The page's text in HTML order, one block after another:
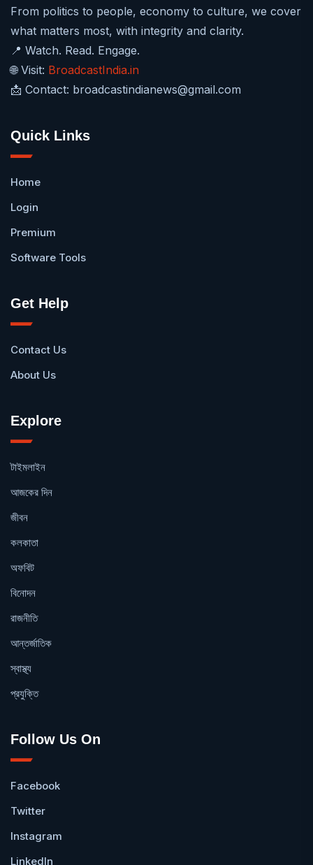
From politics to people, economy to culture, we cover
what matters most, with integrity and clarity.
📍 Watch. Read. Engage.
🌐 Visit: BroadcastIndia.in
📩 Contact: broadcastindianews@gmail.com
Quick Links
Home
Login
Premium
Software Tools
Get Help
Contact Us
About Us
Explore
টাইমলাইন
আজকের দিন
জীবন
কলকাতা
অফবিট
বিনোদন
রাজনীতি
আন্তর্জাতিক
স্বাস্থ্য
প্রযুক্তি
Follow Us On
Facebook
Twitter
Instagram
LinkedIn